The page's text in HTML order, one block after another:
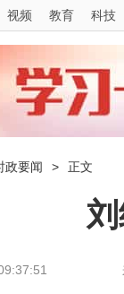
视频 教育 科技
政要闻 > 正文